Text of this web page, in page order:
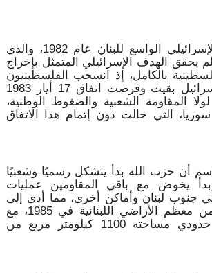
وأكد أن الاجتياح الإسرائيلي الواسع للبنان عام 1982، والذي
الهدف الإسرائيلي المتمثل بإخراج
بالكامل، إذ انسحب الفلسطينيون
إلى تونس، لكن إسرائيل بقيت وفرضت اتفاق 17 أيار 1983
المقاومة الشعبية والضغوط الوطنية،
التي حالت دون إتمام هذا الاتفاق
أن حزب الله بدأ يتشكل رسميًا وشعبيًا
1982، وبدأ يخوض مع باقي المقاومين عمليات
جنوب لبنان وأماكن أخرى، مما أدى إلى
انسحاب إسرائيل من معظم الأراضي اللبنانية في 1985، مع
احتفاظها بشريط حدودي مساحته 1100 كيلومتر مربع من